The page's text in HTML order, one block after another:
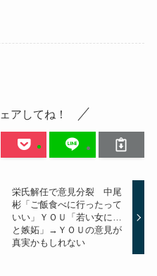
アしてね！
栄氏解任で意見分裂 中尾
彬「ご飯食べに行ったって
いい」ＹＯＵ「若い女に…
と嫉妬」→ＹＯＵの意見が
真実かもしれない